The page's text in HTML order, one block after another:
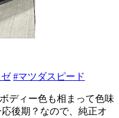
#マツダスピード
ディー色も相まって色味
後期？なので、純正オ